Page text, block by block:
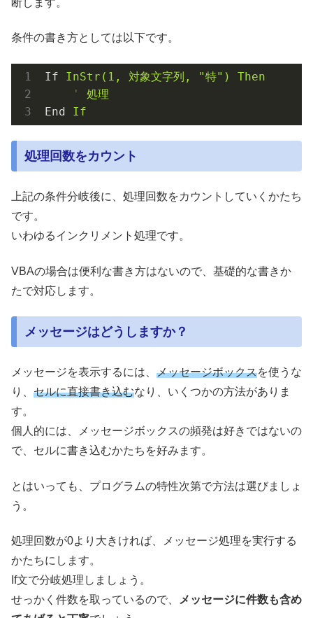
断します。
条件の書き方としては以下です。
If
InStr(1, 対象文字列, "特") Then
'
処理
End
If
処理回数をカウント
上記の条件分岐後に、処理回数をカウントしていくかたち
です。
いわゆるインクリメント処理です。
VBAの場合は便利な書き方はないので、基礎的な書きか
たで対応します。
メッセージはどうしますか？
メッセージを表示するには、 メッセージボックスを使うな
り、 セルに直接書き込むなり、いくつかの方法がありま
す。
個人的には、メッセージボックスの頻発は好きではないの
で、セルに書き込むかたちを好みます。
とはいっても、プログラムの特性次第で方法は選びましょ
う。
処理回数が0より大きければ、メッセージ処理を実行する
かたちにします。
If文で分岐処理しましょう。
せっかく件数を取っているので、
メッセージに件数も含め